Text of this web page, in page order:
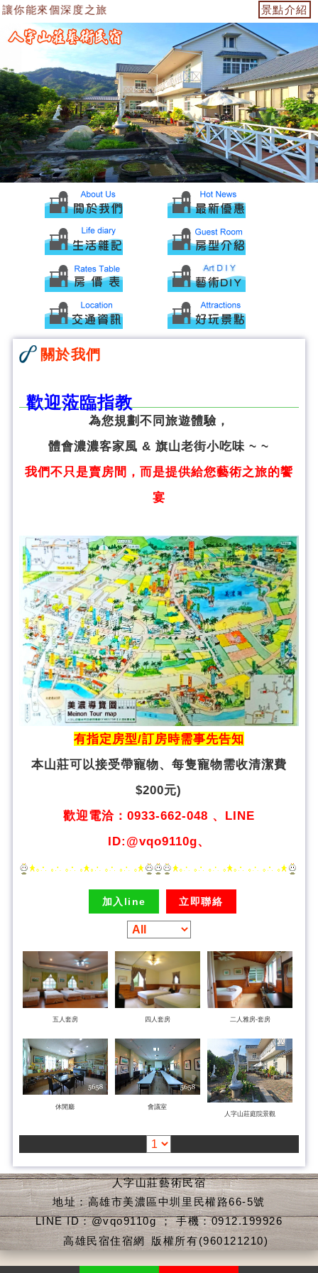
你能來個深度之旅 景點介紹
關於我們
歡迎蒞臨指教
為您規劃不同旅遊體驗，
體會濃濃客家風 & 旗山老街小吃味 ~ ~
我們不只是賣房間，而是提供給您藝術之旅的饗
宴
有指定房型/訂房時需事先告知
本山莊可以接受帶寵物、 每隻寵物需收清潔費
$200元)
歡迎電洽：0933-662-048 、LINE
ID:@vqo9110g、
加入line 立即聯絡
五人套房 四人套房 二人雅房-套房
休閒廳
會議室
人字山莊庭院景觀
人字山莊藝術民宿
地址：高雄市美濃區中圳里民權路66-5號
LINE ID：@vqo9110g ； 手機：0912.199926
高雄民宿住宿網 版權所有(960121210)